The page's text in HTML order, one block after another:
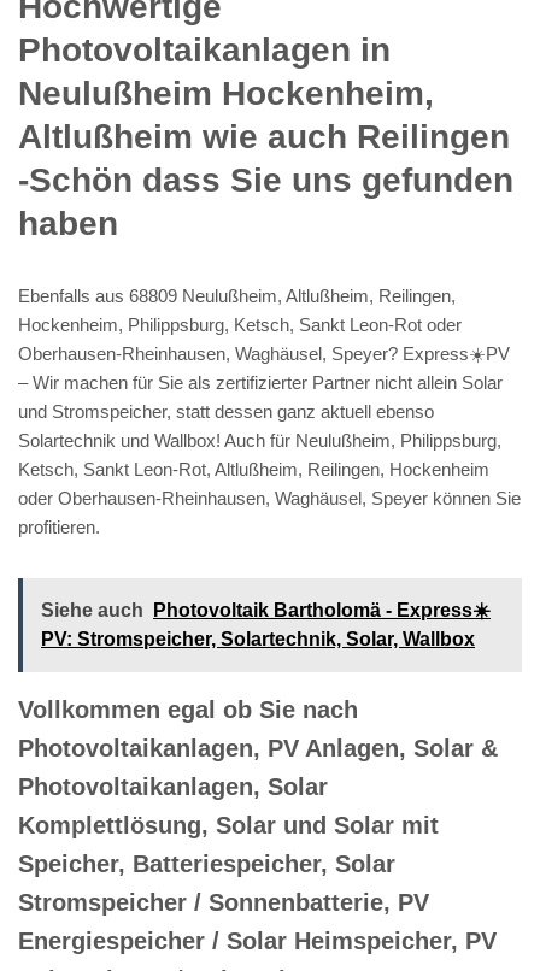
Photovoltaikanlagen in
Neulußheim Hockenheim,
Altlußheim wie auch Reilingen
-Schön dass Sie uns gefunden
haben
Ebenfalls aus 68809 Neulußheim, Altlußheim, Reilingen,
Hockenheim, Philippsburg, Ketsch, Sankt Leon-Rot oder
Oberhausen-Rheinhausen, Waghäusel, Speyer? Express☀️PV️
– Wir machen für Sie als zertifizierter Partner nicht allein Solar
und Stromspeicher, statt dessen ganz aktuell ebenso
Solartechnik und Wallbox! Auch für Neulußheim, Philippsburg,
Ketsch, Sankt Leon-Rot, Altlußheim, Reilingen, Hockenheim
oder Oberhausen-Rheinhausen, Waghäusel, Speyer können Sie
profitieren.
Siehe auch
Photovoltaik Bartholomä - Express☀️
PV️: Stromspeicher, Solartechnik, Solar, Wallbox
Vollkommen egal ob Sie nach
Photovoltaikanlagen, PV Anlagen, Solar &
Photovoltaikanlagen, Solar
Komplettlösung, Solar und Solar mit
Speicher, Batteriespeicher, Solar
Stromspeicher / Sonnenbatterie, PV
Energiespeicher / Solar Heimspeicher, PV